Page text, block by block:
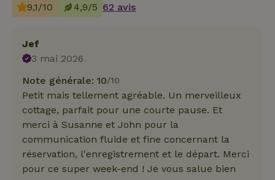
9,1/10 4,9/5 62 avis
Jef
3 mai 2026
Note générale: 10/10
Petit mais tellement agréable. Un merveilleux
cottage, parfait pour une courte pause. Et
merci à Susanne et John pour la
communication fluide et fine concernant la
réservation, l'enregistrement et le départ. Merci
pour ce super week-end ! Je vous salue bien